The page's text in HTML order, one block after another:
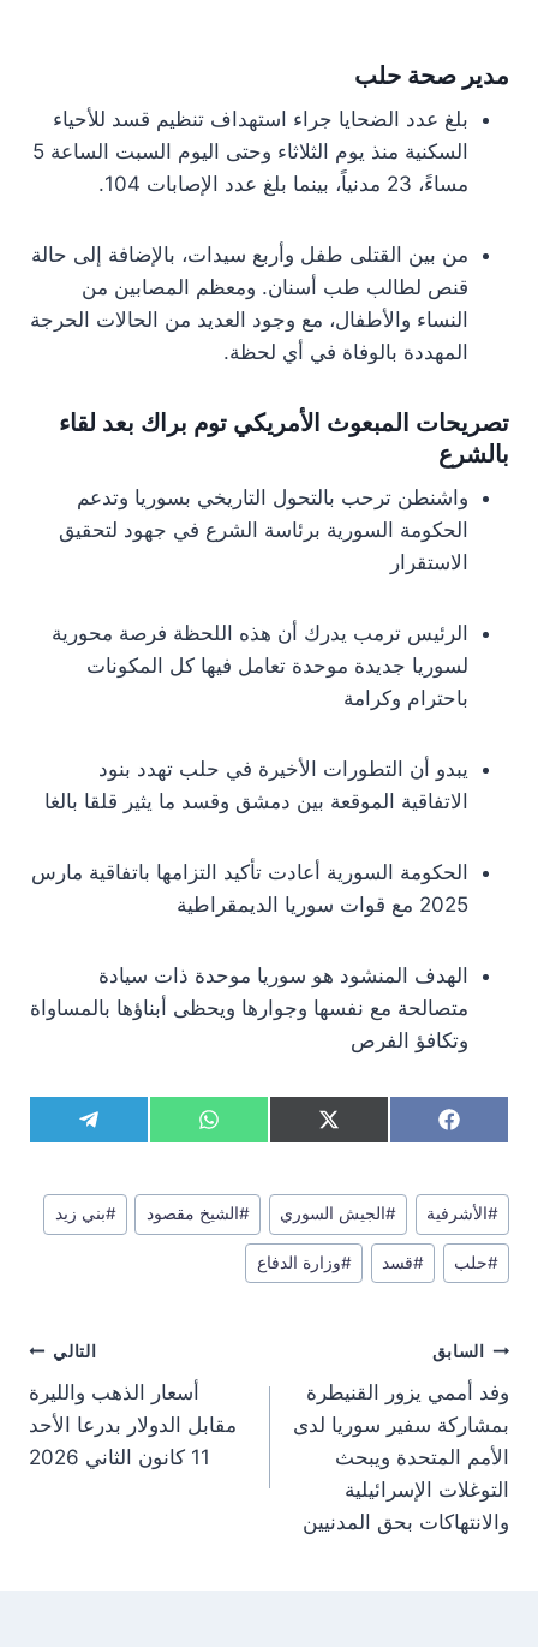
مدير صحة حلب
بلغ عدد الضحايا جراء استهداف تنظيم قسد للأحياء
السكنية منذ يوم الثلاثاء وحتى اليوم السبت الساعة 5
مساءً، 23 مدنياً، بينما بلغ عدد الإصابات 104.
من بين القتلى طفل وأربع سيدات، بالإضافة إلى حالة
قنص لطالب طب أسنان. ومعظم المصابين من
النساء والأطفال، مع وجود العديد من الحالات الحرجة
المهددة بالوفاة في أي لحظة.
تصريحات المبعوث الأمريكي توم براك بعد لقاء
بالشرع
واشنطن ترحب بالتحول التاريخي بسوريا وتدعم
الحكومة السورية برئاسة الشرع في جهود لتحقيق
الاستقرار
الرئيس ترمب يدرك أن هذه اللحظة فرصة محورية
لسوريا جديدة موحدة تعامل فيها كل المكونات
باحترام وكرامة
يبدو أن التطورات الأخيرة في حلب تهدد بنود
الاتفاقية الموقعة بين دمشق وقسد ما يثير قلقا بالغا
الحكومة السورية أعادت تأكيد التزامها باتفاقية مارس
2025 مع قوات سوريا الديمقراطية
الهدف المنشود هو سوريا موحدة ذات سيادة
متصالحة مع نفسها وجوارها ويحظى أبناؤها بالمساواة
وتكافؤ الفرص
S
h
r
e
o
F
a
e
b
o
k
S
h
r
e
o
n
X
(
w
i
t
t
e
S
h
r
e
o
W
h
t
s
A
S
h
r
e
o
T
e
e
g
r
وسوم
المقال:
#الأشرفية #الجيش السوري #الشيخ مقصود #بني زيد
#حلب #قسد #وزارة الدفاع
تصفّح
المقالات
السابق
وفد أممي يزور القنيطرة
بمشاركة سفير سوريا لدى
الأمم المتحدة ويبحث
التوغلات الإسرائيلية
والانتهاكات بحق المدنيين
التالي
أسعار الذهب والليرة
مقابل الدولار بدرعا الأحد
11 كانون الثاني 2026